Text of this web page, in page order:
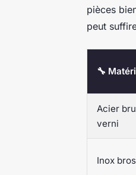
pièces
peut
🔧
Acier
verni
Inox